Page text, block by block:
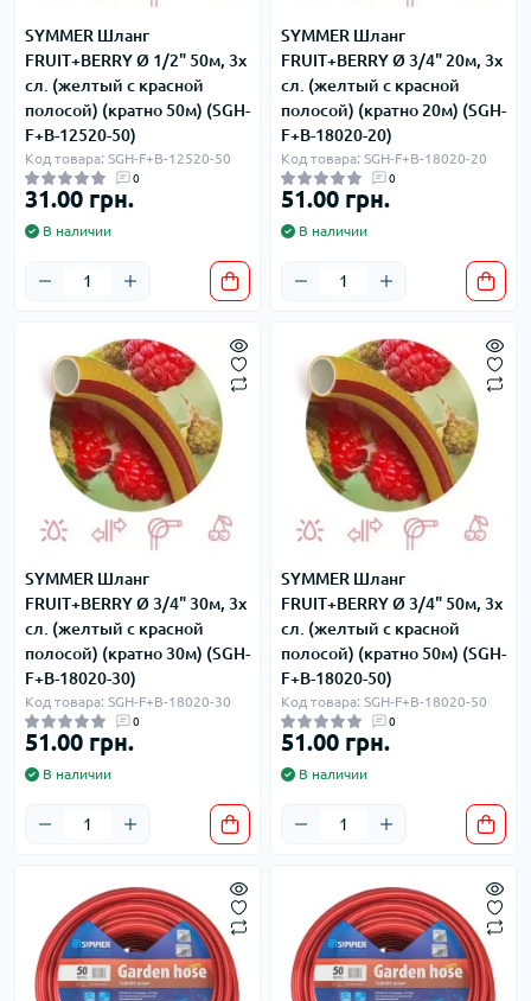
SYMMER Шланг
FRUIT+BERRY Ø 1/2" 50м, 3х
сл. (желтый с красной
полосой) (кратно 50м) (SGH-
F+B-12520-50)
Код товара: SGH-F+B-12520-50
0
31.00 грн.
В наличии
SYMMER Шланг
FRUIT+BERRY Ø 3/4" 20м, 3х
сл. (желтый с красной
полосой) (кратно 20м) (SGH-
F+B-18020-20)
Код товара: SGH-F+B-18020-20
0
51.00 грн.
В наличии
SYMMER Шланг
FRUIT+BERRY Ø 3/4" 30м, 3х
сл. (желтый с красной
полосой) (кратно 30м) (SGH-
F+B-18020-30)
Код товара: SGH-F+B-18020-30
0
51.00 грн.
В наличии
SYMMER Шланг
FRUIT+BERRY Ø 3/4" 50м, 3х
сл. (желтый с красной
полосой) (кратно 50м) (SGH-
F+B-18020-50)
Код товара: SGH-F+B-18020-50
0
51.00 грн.
В наличии